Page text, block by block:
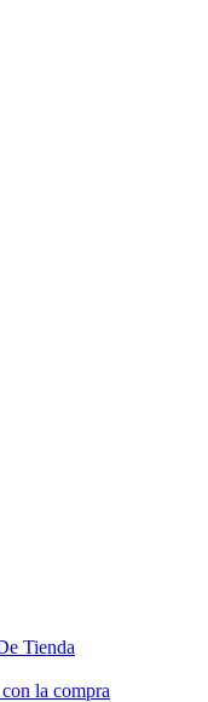
Tienda
la compra